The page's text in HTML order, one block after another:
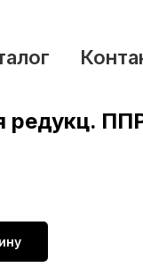
редукц.